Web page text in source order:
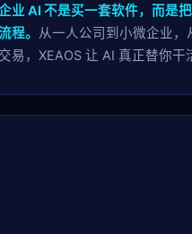
业 AI 不是买一套软件，而是
程。 从一人公司到小微企业，
易，XEAOS 让 AI 真正替你干